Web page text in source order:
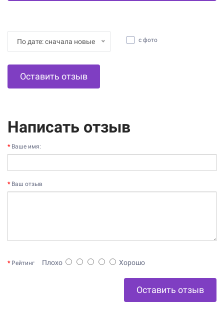
По дате: сначала новые с фото
Оставить отзыв
Написать отзыв
Ваше имя:
Ваш отзыв
Рейтинг Плохо Хорошо
Оставить отзыв